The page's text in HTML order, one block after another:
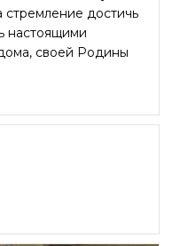
стремление достичь
настоящими
своей Родины